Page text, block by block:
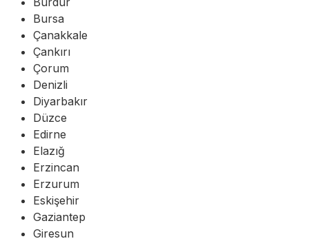
Bursa
Çanakkale
Çankırı
Çorum
Denizli
Diyarbakır
Düzce
Edirne
Elazığ
Erzincan
Erzurum
Eskişehir
Gaziantep
Giresun